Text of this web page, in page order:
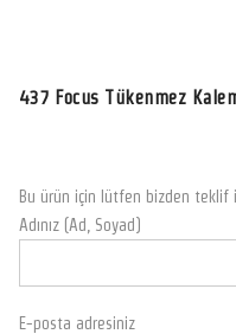
437 Focus Tükenmez
Bu ürün için lütfen bizden teklif
Adınız (Ad, Soyad)
E-posta adresiniz